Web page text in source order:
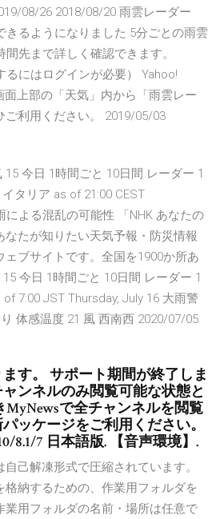
08/26 2018/08/20 雨雲レーダー
きるようになりました 5分ごとの雨雲
先まで詳しく確認できます。
るにはログインが必要） Yahoo!
面上部の「天気」内から「雨雲レー
ご利用ください。 2019/05/03
今日 1時間ごと 10日間 レーダー 1
タリア as of 21:00 CEST
による混乱の可能性 「NHK あなたの
なたが知りたい天気予報・防災情報
ェブサイトです。全国を1900か所あ
今日 1時間ごと 10日間 レーダー 1
7:00 JST Thursday, July 16 大雨警
体感温度 21 風 西南西 2020/07/05
す。 サポート期間が終了しま
ンネルのみ閲覧可能な状態と
で全チャンネルを閲覧
ッケージをご利用ください。
8.1/7 日本語版. 【音声環境】.
己解凍形式で圧縮されています。
格納するための、作業用フォルダを
業用フォルダの名前・場所は任意で